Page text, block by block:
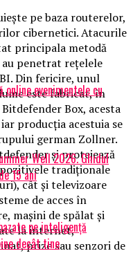
pe baza routerelor,
cibernetici. Atacurile
principala metodă
penetrat reţelele
Din fericire, unul
este fabricat, în
Box, acesta
producţia acestuia se
german Zollner.
şi protejează
tradiţionale
cât şi televizoare
de acces în
maşini de spălat şi
la internet,
prize sau senzori de
online evenimentele cu
Well 2026. Ghidul
15 ani
pe inteligență
decât tine